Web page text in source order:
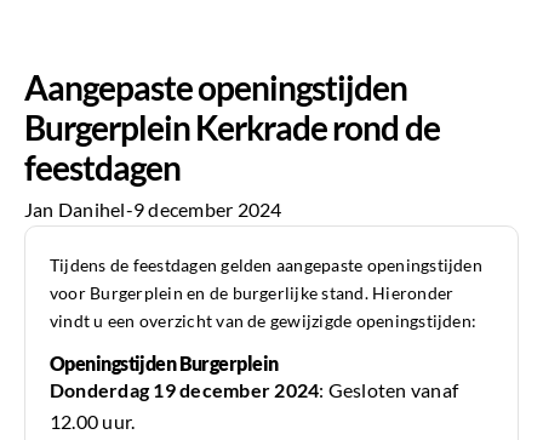
Aangepaste openingstijden
Burgerplein Kerkrade rond de
feestdagen
Jan Danihel-9 december 2024
Tijdens de feestdagen gelden aangepaste openingstijden
voor Burgerplein en de burgerlijke stand. Hieronder
vindt u een overzicht van de gewijzigde openingstijden:
Openingstijden Burgerplein
Donderdag 19 december 2024: Gesloten vanaf
12.00 uur.